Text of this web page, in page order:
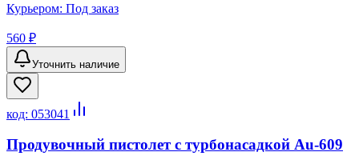
Курьером: Под заказ
560 ₽
Уточнить наличие
код: 053041
Продувочный пистолет с турбонасадкой Au-609